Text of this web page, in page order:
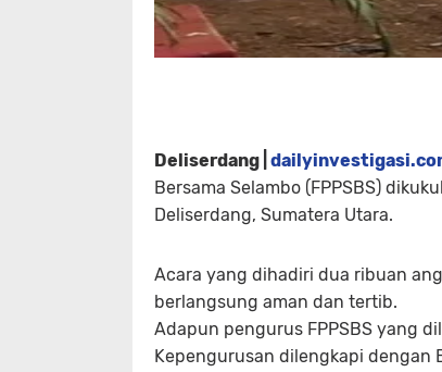
Deliserdang |
Bersama Selambo (FPPSBS)
Deliserdang, Sumatera Utara.
Acara yang dihadiri dua ribuan
berlangsung aman dan tertib.
Adapun pengurus FPPSBS yang
Kepengurusan dilengkapi dengan